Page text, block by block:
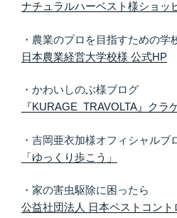
ナチュラルハーベスト様ショッ
・農業のプロを目指すための学
日本農業経営大学校様 公式HP
・かわいしのぶ様ブログ
『KURAGE TRAVOLTA』クラ
・吉岡亜衣加様オフィシャルブ
「ゆっくり歩こう」
・家の害虫駆除に困ったら
公益社団法人 日本ペストコント